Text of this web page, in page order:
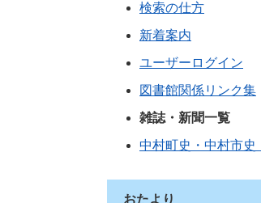
検索の仕方
新着案内
ユーザーログイン
図書館関係リンク集
雑誌・新聞一覧
中村町史・中村市史
おたより